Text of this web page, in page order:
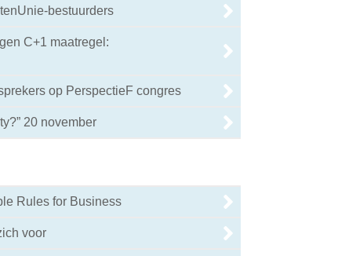
bestuurders
C+1 maatregel:
op PerspectieF congres
20 november
Rules for Business
voor